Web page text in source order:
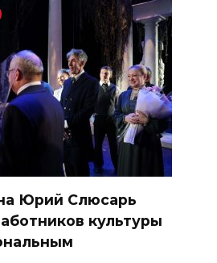
Юрий Слюсарь
культуры